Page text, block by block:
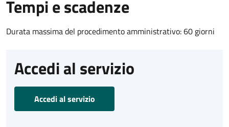
Tempi e scadenze
Durata massima del procedimento amministrativo: 60 giorni
Accedi al servizio
Accedi al servizio